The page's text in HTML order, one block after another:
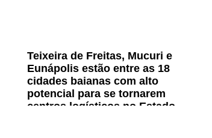
Teixeira de Freitas, Mucuri e
Eunápolis estão entre as 18
cidades baianas com alto
potencial para se tornarem
centros logísticos no Estado